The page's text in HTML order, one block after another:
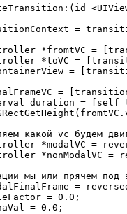
=
*fromtVC =
*toVC =
=
=
duration = [self
какой vc будем
*modalVC =
*nonModalVC =
мы или прячем под
=
= 0.0;
= 0.0;